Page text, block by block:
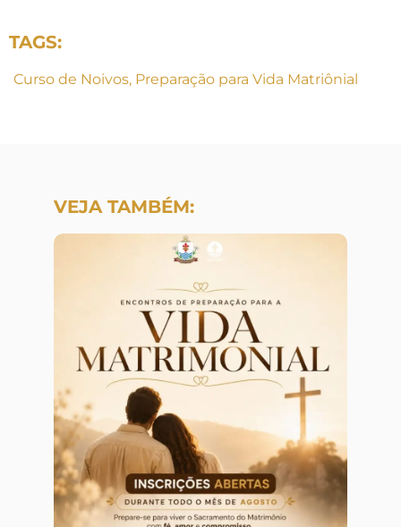
TAGS:
Curso de Noivos, Preparação para Vida Matriônial
VEJA TAMBÉM: